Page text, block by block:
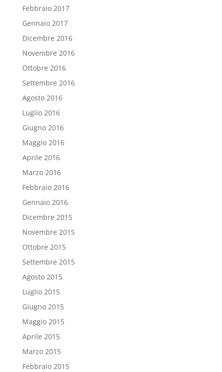
Febbraio 2017
Gennaio 2017
Dicembre 2016
Novembre 2016
Ottobre 2016
Settembre 2016
Agosto 2016
Luglio 2016
Giugno 2016
Maggio 2016
Aprile 2016
Marzo 2016
Febbraio 2016
Gennaio 2016
Dicembre 2015
Novembre 2015
Ottobre 2015
Settembre 2015
Agosto 2015
Luglio 2015
Giugno 2015
Maggio 2015
Aprile 2015
Marzo 2015
Febbraio 2015